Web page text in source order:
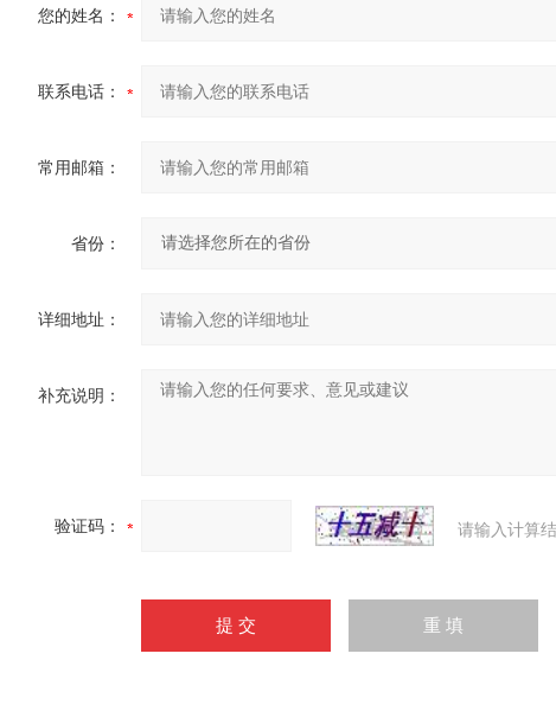
您的姓名：
联系电话：
常用邮箱：
省份：
详细地址：
补充说明：
验证码： 请输入计算